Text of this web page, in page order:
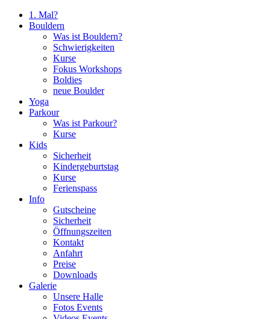
1. Mal?
Bouldern
Was ist Bouldern?
Schwierigkeiten
Kurse
Fokus Workshops
Boldies
neue Boulder
Yoga
Parkour
Was ist Parkour?
Kurse
Kids
Sicherheit
Kindergeburtstag
Kurse
Ferienspass
Info
Gutscheine
Sicherheit
Öffnungszeiten
Kontakt
Anfahrt
Preise
Downloads
Galerie
Unsere Halle
Fotos Events